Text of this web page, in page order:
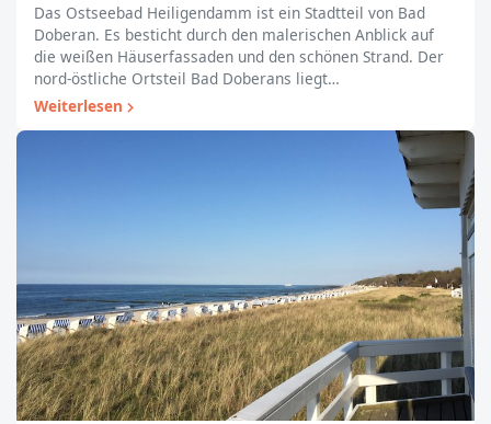
Das Ostseebad Heiligendamm ist ein Stadtteil von Bad
Doberan. Es besticht durch den malerischen Anblick auf
die weißen Häuserfassaden und den schönen Strand. Der
nord-östliche Ortsteil Bad Doberans liegt…
Weiterlesen